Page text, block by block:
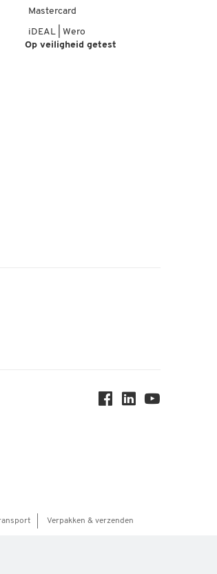
Mastercard
iDEAL | Wero
Op veiligheid getest
Verpakken & verzenden